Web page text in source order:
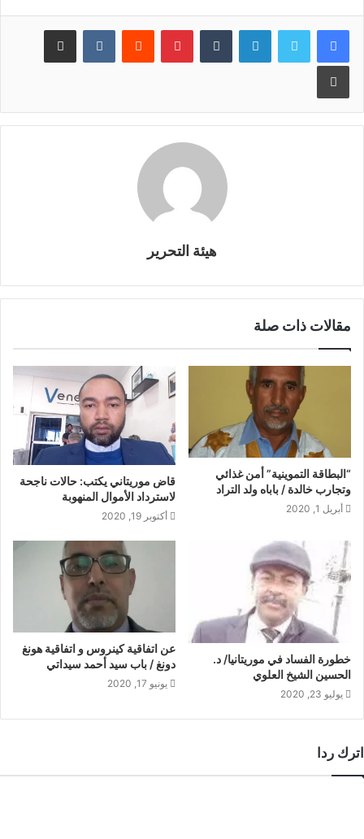
لينكدإن بينتيريست مشاركة عبر البريد
طباعة
هيئة التحرير
مقالات ذات صلة
“البطاقة التموينية” أمن غذائي
وتجارب خالدة / باباه ولد التراد
أبريل 1, 2020
قاض موريتاني يكتب: حالات ناجحة
لاسترداد الأموال المنهوبة
أكتوبر 19, 2020
خطورة الفساد في موريتانيا/ د.
الحسين الشيخ العلوي
يوليو 23, 2020
عن اتفاقية كينروس و اتفاقية هونغ
دونغ / باب سيد أحمد سيداتي
يونيو 17, 2020
اترك ردا